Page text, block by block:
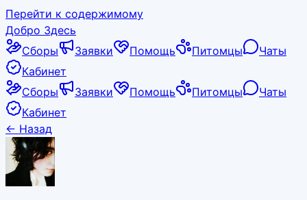
Перейти к содержимому
Добро Здесь
Сборы
Заявки Помощь Питомцы
Чаты
Кабинет
Сборы
Заявки Помощь Питомцы
Чаты
Кабинет
← Назад